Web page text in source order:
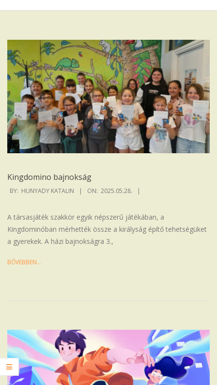
Iskola
Kingdomino bajnokság
2025-
BY: HUNYADY KATALIN ON: 2025.05.28.
A társasjáték szakkör egyik népszerű játékában, a
Kingdominóban mérhették össze a királyság építő tehetségüket
a gyerekek. A házi bajnokságra 3.,
BŐVEBBEN…